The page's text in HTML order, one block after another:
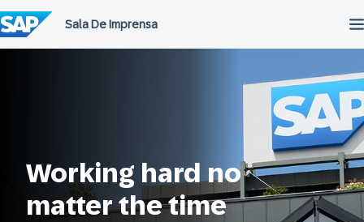
para
o
conteúdo
Working hard no
matter the time